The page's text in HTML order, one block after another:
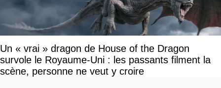
Un « vrai » dragon de House of the Dragon
survole le Royaume-Uni : les passants filment la
scène, personne ne veut y croire